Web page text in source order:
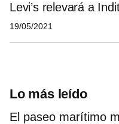
Levi’s relevará a
19/05/2021
Lo más leído
El paseo marítimo